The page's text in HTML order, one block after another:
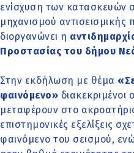
ενίσχυση των κατασκευών
μηχανισμού αντισεισμικής
διοργανώνει η
Προστασίας του δήμου
Στην εκδήλωση με θέμα
φαινόμενο» διακεκριμένοι
μεταφέρουν στο
επιστημονικές εξελίξεις
φαινόμενο του σεισμού,